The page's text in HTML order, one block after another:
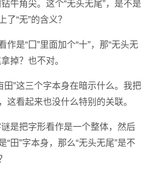
牛角尖。这个“无头无尾”，是不是
“无”的含义？
作是“囗”里面加个“十”，那“无头无
掉？也不对。
田”这三个字本身在暗示什么。我把
这看起来也没什么特别的关联。
是把字形看作是一个整体，然后
“田”字本身，那么“无头无尾”是不